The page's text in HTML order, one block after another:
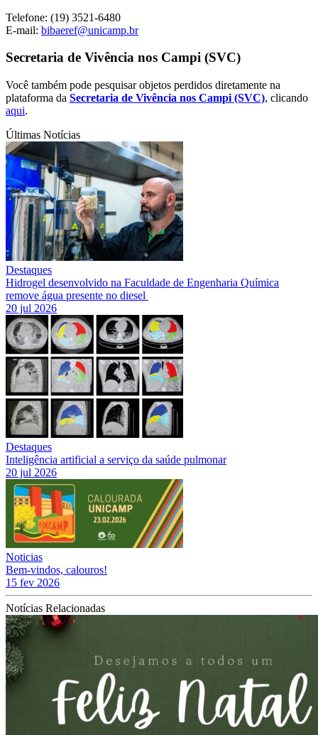
Telefone: (19) 3521-6480
E-mail: bibaeref@unicamp.br
Secretaria de Vivência nos Campi (SVC)
Você também pode pesquisar objetos perdidos diretamente na
plataforma da Secretaria de Vivência nos Campi (SVC), clicando
aqui.
Últimas Notícias
Destaques
Hidrogel desenvolvido na Faculdade de Engenharia Química
remove água presente no diesel
20 jul 2026
Destaques
Inteligência artificial a serviço da saúde pulmonar
20 jul 2026
Noticias
Bem-vindos, calouros!
15 fev 2026
Notícias Relacionadas